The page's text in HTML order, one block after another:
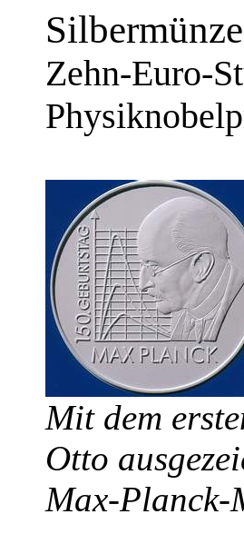
Zehn-Euro-
Mit dem
Otto
Max-Planck-